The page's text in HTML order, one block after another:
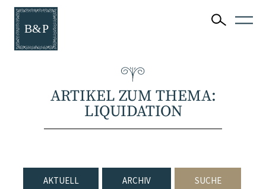
ARTIKEL ZUM THEMA:
LIQUIDATION
AKTUELL ARCHIV SUCHE